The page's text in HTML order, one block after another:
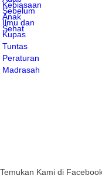
Temukan Kami di